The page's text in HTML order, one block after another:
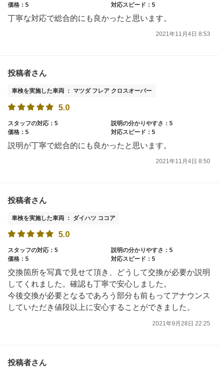
価格：5
対応スピード：5
丁寧な対応で総合的にも良かったと思います。
2021年11月4日 8:53
投稿者さん
車検を実施した車両 ： マツダ フレア クロスオーバー
5.0
スタッフの対応：5
説明の分かりやすさ：5
価格：5
対応スピード：5
説明が丁寧で総合的にも良かったと思います。
2021年11月4日 8:50
投稿者さん
車検を実施した車両 ： ダイハツ ココア
5.0
スタッフの対応：5
説明の分かりやすさ：5
価格：5
対応スピード：5
交換箇所を写真で見せて頂き、どうして交換が必要か説明
してくれました。確認も丁寧で安心しました。
今後交換が必要となるであろう部分も前もってアナウンス
していただき値段以上に安心することができました。
2021年9月28日 22:25
投稿者さん